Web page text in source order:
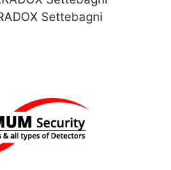
Settebagni